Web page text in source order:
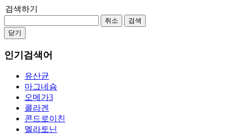
검색하기
취소
검색
닫기
인기검색어
유산균
마그네슘
오메가3
콜라겐
콘드로이친
멜라토닌